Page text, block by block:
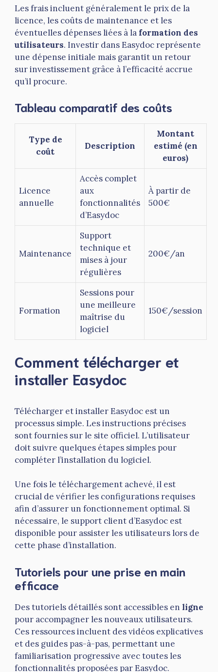
Les frais incluent généralement le prix de la
licence, les coûts de maintenance et les
éventuelles dépenses liées à la formation des
utilisateurs. Investir dans Easydoc représente
une dépense initiale mais garantit un retour
sur investissement grâce à l’efficacité accrue
qu’il procure.
Tableau comparatif des coûts
Type de
coût
Description
Montant
estimé (en
euros)
Licence
annuelle
Accès complet
aux
fonctionnalités
d’Easydoc
À partir de
500€
Maintenance
Support
technique et
mises à jour
régulières
200€/an
Formation
Sessions pour
une meilleure
maîtrise du
logiciel
150€/session
Comment télécharger et
installer Easydoc
Télécharger et installer Easydoc est un
processus simple. Les instructions précises
sont fournies sur le site officiel. L’utilisateur
doit suivre quelques étapes simples pour
compléter l’installation du logiciel.
Une fois le téléchargement achevé, il est
crucial de vérifier les configurations requises
afin d’assurer un fonctionnement optimal. Si
nécessaire, le support client d’Easydoc est
disponible pour assister les utilisateurs lors de
cette phase d’installation.
Tutoriels pour une prise en main
efficace
Des tutoriels détaillés sont accessibles en ligne
pour accompagner les nouveaux utilisateurs.
Ces ressources incluent des vidéos explicatives
et des guides pas-à-pas, permettant une
familiarisation progressive avec toutes les
fonctionnalités proposées par Easydoc.